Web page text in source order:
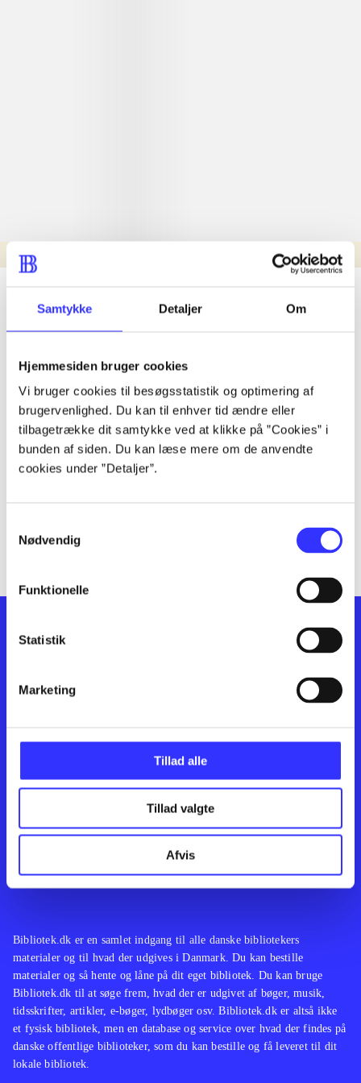
Samtykke Detaljer Om
Hjemmesiden bruger cookies
Vi bruger cookies til besøgsstatistik og optimering af
brugervenlighed. Du kan til enhver tid ændre eller
tilbagetrække dit samtykke ved at klikke på ”Cookies” i
bunden af siden. Du kan læse mere om de anvendte
cookies under ”Detaljer”.
Nødvendig
Funktionelle
Statistik
Marketing
Tillad alle
Tillad valgte
Afvis
Nyhed
lorem ipsum dolor sit amet ...
lorem ipsum dolor sit amet ...
lorem ipsum dolor sit amet ...
lorem ipsum dolor sit amet ...
lorem ipsum dolor sit amet ...
lorem ipsum dolor sit amet ...
lorem ipsum dolor sit amet ...
Feedback
Bibliotek.dk er en samlet indgang til alle danske bibliotekers
materialer og til hvad der udgives i Danmark. Du kan bestille
materialer og så hente og låne på dit eget bibliotek. Du kan bruge
Bibliotek.dk til at søge frem, hvad der er udgivet af bøger, musik,
tidsskrifter, artikler, e-bøger, lydbøger osv. Bibliotek.dk er altså ikke
et fysisk bibliotek, men en database og service over hvad der findes på
danske offentlige biblioteker, som du kan bestille og få leveret til dit
lokale bibliotek.
Kontakt os
English
Artikler
Film
Musik
Noder